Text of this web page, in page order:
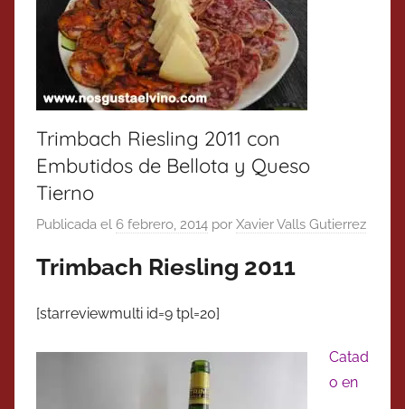
Trimbach Riesling 2011 con
Embutidos de Bellota y Queso
Tierno
Publicada el 6 febrero, 2014 por Xavier Valls Gutierrez
Trimbach Riesling 2011
[starreviewmulti id=9 tpl=20]
Catad
o en